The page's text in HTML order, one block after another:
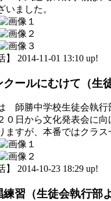
いました。
】 2014-11-01 13:10 up!
ールにむけて（生
師勝中学校生徒会執行
日から文化発表会に向
ますが、本番ではクラ
】 2014-10-23 18:29 up!
習（生徒会執行部よ